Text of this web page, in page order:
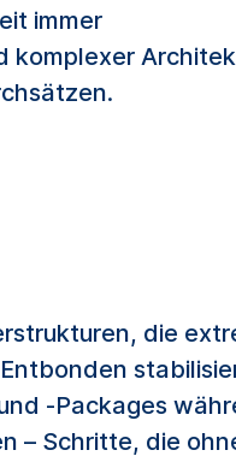
immer
komplexer
die
-Packages
Schritte, die